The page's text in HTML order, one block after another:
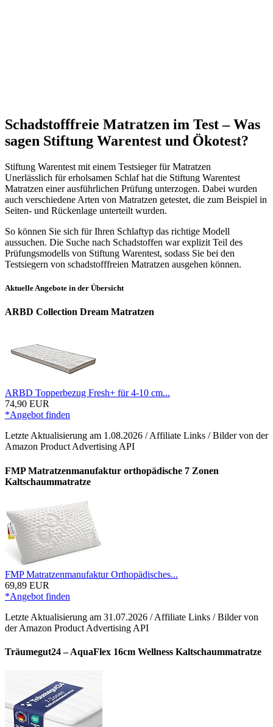
Schadstofffreie Matratzen im Test – Was
sagen Stiftung Warentest und Ökotest?
Stiftung Warentest mit einem Testsieger für Matratzen
Unerlässlich für erholsamen Schlaf hat die Stiftung Warentest
Matratzen einer ausführlichen Prüfung unterzogen. Dabei wurden
auch verschiedene Arten von Matratzen getestet, die zum Beispiel in
Seiten- und Rückenlage unterteilt wurden.
So können Sie sich für Ihren Schlaftyp das richtige Modell
aussuchen. Die Suche nach Schadstoffen war explizit Teil des
Prüfungsmodells von Stiftung Warentest, sodass Sie bei den
Testsiegern von schadstofffreien Matratzen ausgehen können.
Aktuelle Angebote in der Übersicht
ARBD Collection Dream Matratzen
ARBD Topperbezug Fresh+ für 4-10 cm...
74,90 EUR
*Angebot finden
Letzte Aktualisierung am 1.08.2026 / Affiliate Links / Bilder von der
Amazon Product Advertising API
FMP Matratzenmanufaktur orthopädische 7 Zonen
Kaltschaummatratze
FMP Matratzenmanufaktur Orthopädisches...
69,89 EUR
*Angebot finden
Letzte Aktualisierung am 31.07.2026 / Affiliate Links / Bilder von
der Amazon Product Advertising API
Träumegut24 – AquaFlex 16cm Wellness Kaltschaummatratze